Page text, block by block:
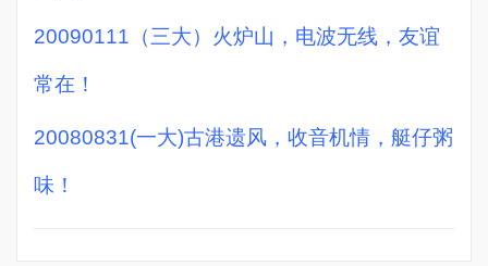
20090111（三大）火炉山，电波无线，友谊
常在！
20080831(一大)古港遗风，收音机情，艇仔粥
味！